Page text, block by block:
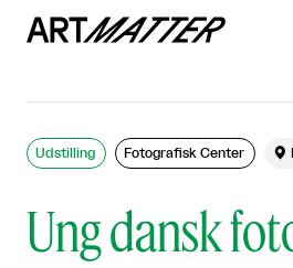
Ung dansk
Udstilling Fotografisk Center 